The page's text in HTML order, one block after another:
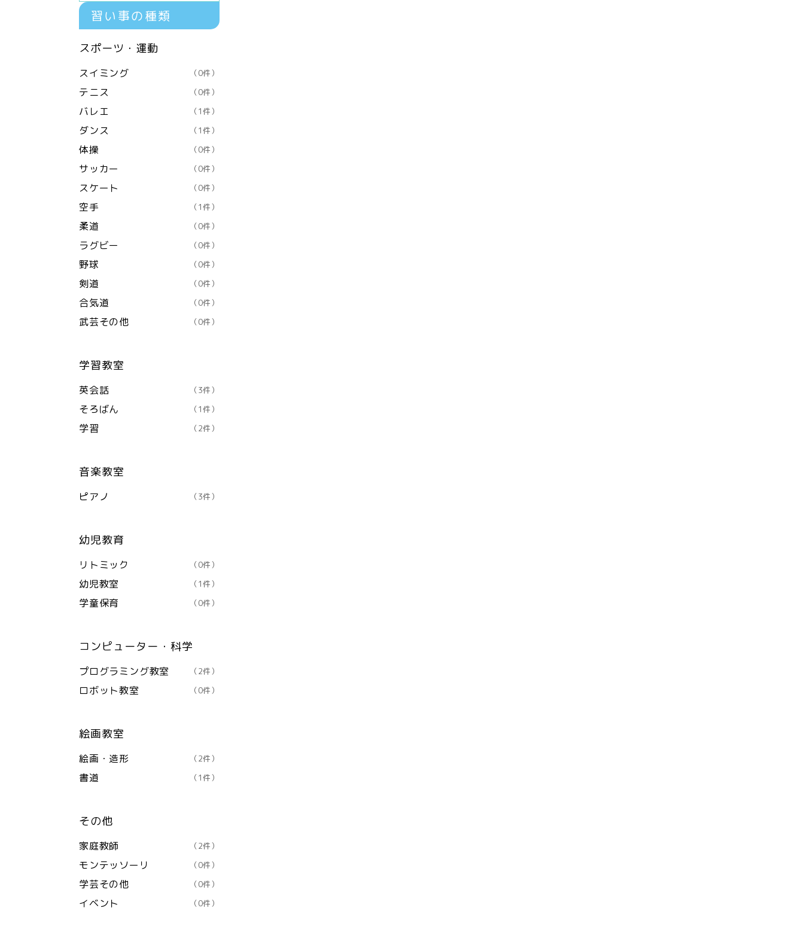
習い事の種類
スポーツ・運動
スイミング （0件）
テニス （0件）
バレエ （1件）
ダンス （1件）
体操 （0件）
サッカー （0件）
スケート （0件）
空手 （1件）
柔道 （0件）
ラグビー （0件）
野球 （0件）
剣道 （0件）
合気道 （0件）
武芸その他 （0件）
学習教室
英会話 （3件）
そろばん （1件）
学習 （2件）
音楽教室
ピアノ （3件）
幼児教育
リトミック （0件）
幼児教室 （1件）
学童保育 （0件）
コンピューター・科学
プログラミング教室 （2件）
ロボット教室 （0件）
絵画教室
絵画・造形 （2件）
書道 （1件）
その他
家庭教師 （2件）
モンテッソーリ （0件）
学芸その他 （0件）
イベント （0件）